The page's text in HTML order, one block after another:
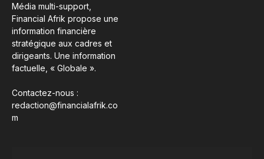
Média multi-support,
Financial Afrik propose une
information financière
stratégique aux cadres et
dirigeants. Une information
factuelle, « Globale ».
Contactez-nous :
redaction@financialafrik.co
m